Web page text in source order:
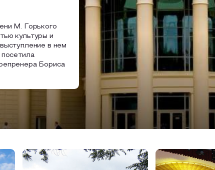
М. Горького
культуры и
в нем
Бориса